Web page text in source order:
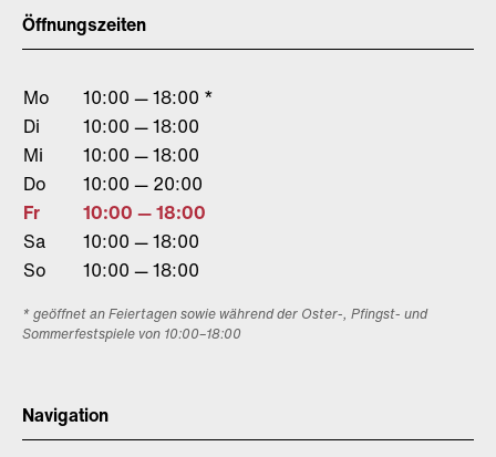
Öffnungszeiten
Mo
10:00 — 18:00 *
Di
10:00 — 18:00
Mi
10:00 — 18:00
Do
10:00 — 20:00
Fr
10:00 — 18:00
Sa
10:00 — 18:00
So
10:00 — 18:00
* geöffnet an Feiertagen sowie während der Oster-, Pfingst- und
Sommerfestspiele von 10:00–18:00
Navigation